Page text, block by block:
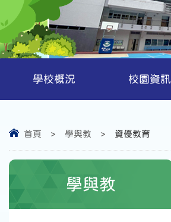
學校概況 校園資訊
首頁 > 學與教 > 資優教育
學與教